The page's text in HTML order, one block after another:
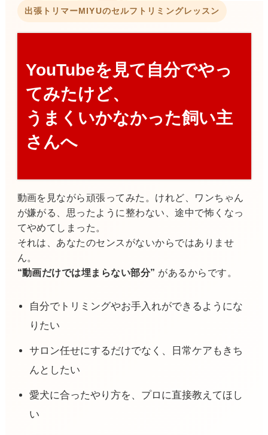
出張トリマーMIYUのセルフトリミングレッスン
YouTubeを見て自分でやっ
てみたけど、
うまくいかなかった飼い主
さんへ
動画を見ながら頑張ってみた。けれど、ワンちゃん
が嫌がる、思ったように整わない、途中で怖くなっ
てやめてしまった。
それは、あなたのセンスがないからではありませ
ん。
“動画だけでは埋まらない部分” があるからです。
自分でトリミングやお手入れができるようにな
りたい
サロン任せにするだけでなく、日常ケアもきち
んとしたい
愛犬に合ったやり方を、プロに直接教えてほし
い